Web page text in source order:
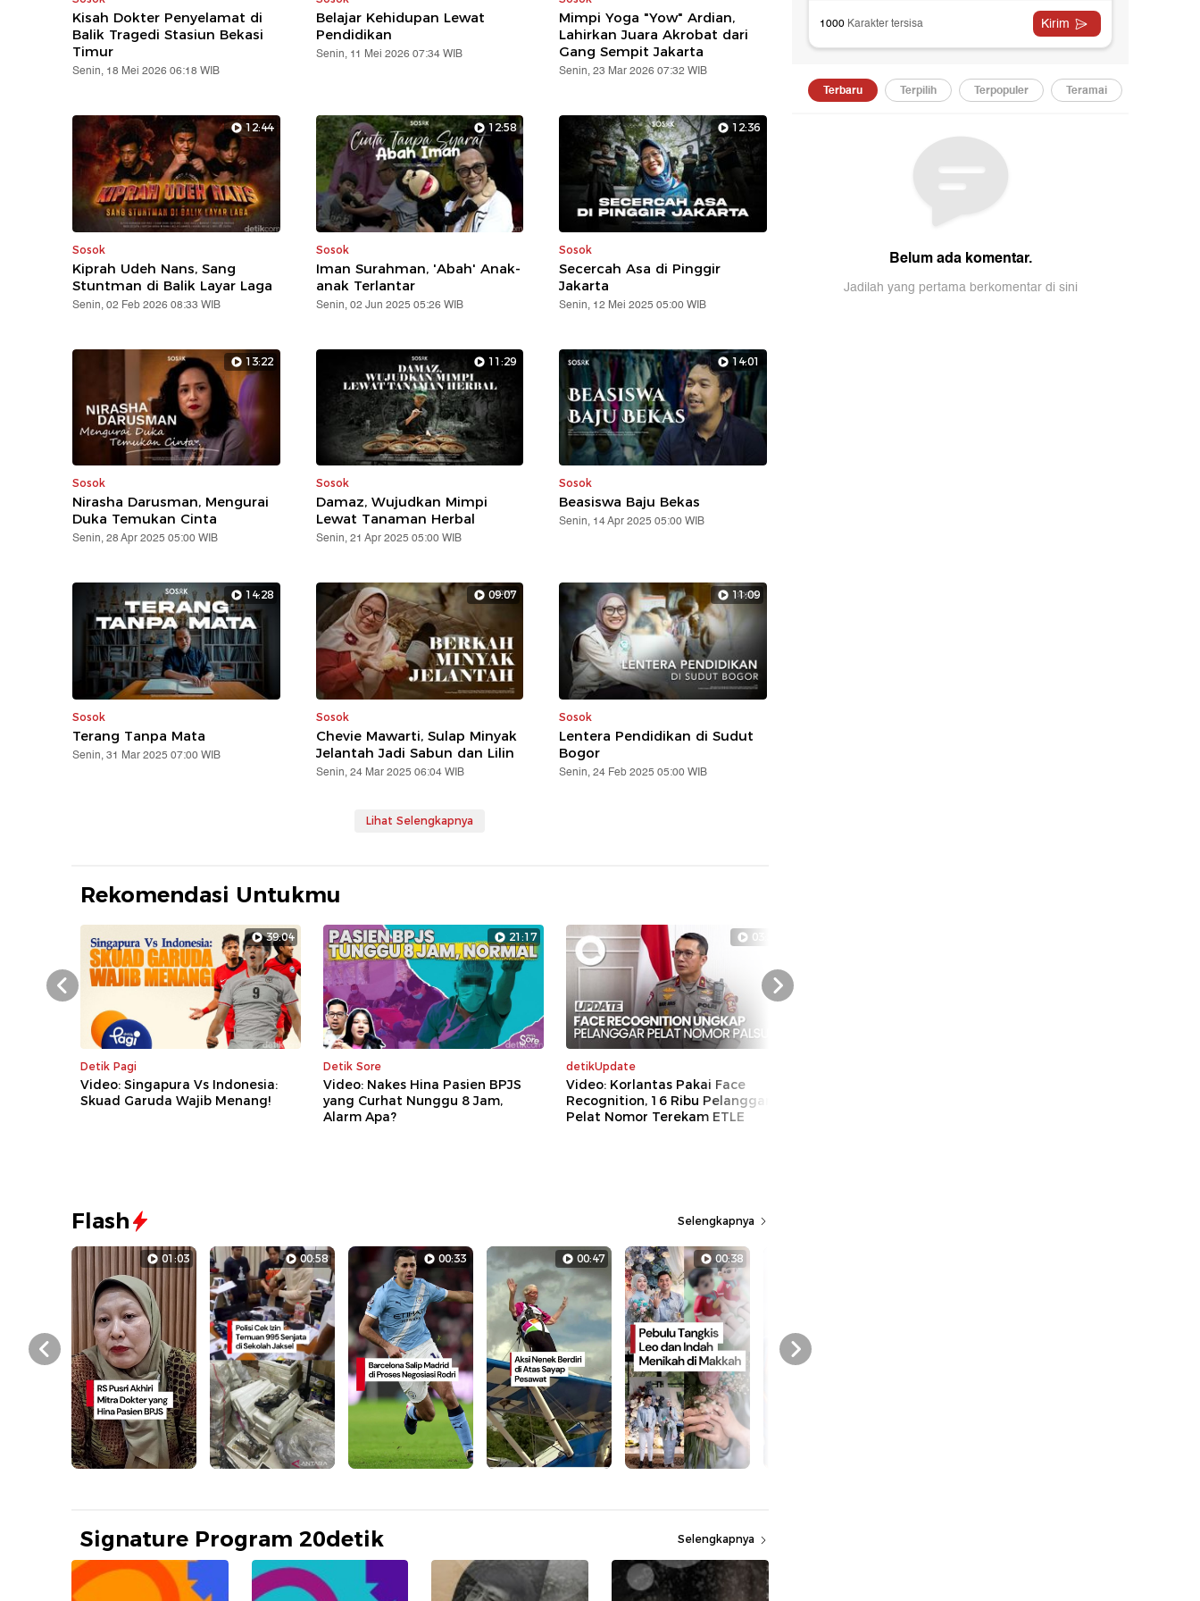
Kisah Dokter Penyelamat di
Balik Tragedi Stasiun Bekasi
Timur
Senin, 18 Mei 2026 06:18 WIB
Belajar Kehidupan Lewat
Pendidikan
Senin, 11 Mei 2026 07:34 WIB
Mimpi Yoga "Yow" Ardian,
Lahirkan Juara Akrobat dari
Gang Sempit Jakarta
Senin, 23 Mar 2026 07:32 WIB
12:44
Sosok
Kiprah Udeh Nans, Sang
Stuntman di Balik Layar Laga
Senin, 02 Feb 2026 08:33 WIB
12:58
Sosok
Iman Surahman, 'Abah' Anak-
anak Terlantar
Senin, 02 Jun 2025 05:26 WIB
12:36
Sosok
Secercah Asa di Pinggir
Jakarta
Senin, 12 Mei 2025 05:00 WIB
13:22
Sosok
Nirasha Darusman, Mengurai
Duka Temukan Cinta
Senin, 28 Apr 2025 05:00 WIB
11:29
Sosok
Damaz, Wujudkan Mimpi
Lewat Tanaman Herbal
Senin, 21 Apr 2025 05:00 WIB
14:01
Sosok
Beasiswa Baju Bekas
Senin, 14 Apr 2025 05:00 WIB
14:28
Sosok
Terang Tanpa Mata
Senin, 31 Mar 2025 07:00 WIB
09:07
Sosok
Chevie Mawarti, Sulap Minyak
Jelantah Jadi Sabun dan Lilin
Senin, 24 Mar 2025 06:04 WIB
11:09
Sosok
Lentera Pendidikan di Sudut
Bogor
Senin, 24 Feb 2025 05:00 WIB
Lihat Selengkapnya
Rekomendasi Untukmu
39:04
Detik Pagi
Video: Singapura Vs Indonesia:
Skuad Garuda Wajib Menang!
21:17
Detik Sore
Video: Nakes Hina Pasien BPJS
yang Curhat Nunggu 8 Jam,
Alarm Apa?
03:52
detikUpdate
Video: Korlantas Pakai Face
Recognition, 16 Ribu Pelanggaran
Pelat Nomor Terekam ETLE
Prev Next
Flash Selengkapnya
01:03 00:58 00:33 00:47 00:38
Prev Next
Signature Program 20detik Selengkapnya